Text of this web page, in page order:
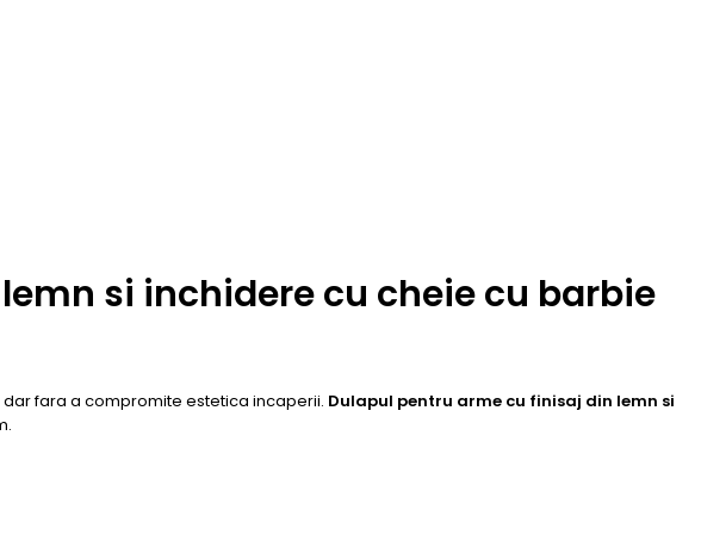
si inchidere cu cheie cu barbie
fara a compromite estetica incaperii. Dulapul pentru arme cu finisaj din lemn si